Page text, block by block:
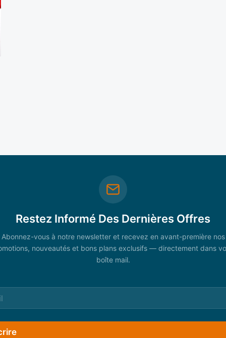
Restez Informé Des Dernières Offres
Abonnez-vous à notre newsletter et recevez en avant-première nos
nouveautés et bons plans exclusifs — directement dans
boîte mail.